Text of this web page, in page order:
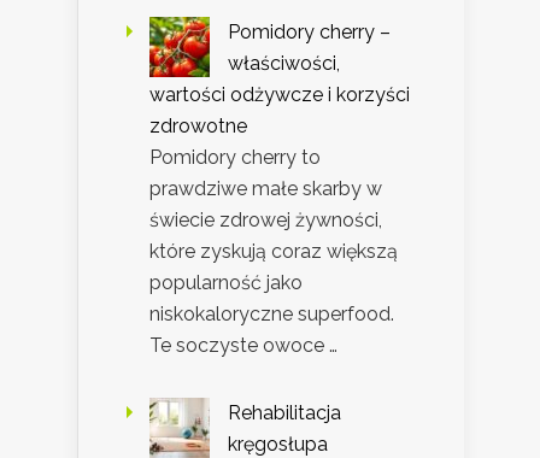
Pomidory cherry –
właściwości,
wartości odżywcze i korzyści
zdrowotne
Pomidory cherry to
prawdziwe małe skarby w
świecie zdrowej żywności,
które zyskują coraz większą
popularność jako
niskokaloryczne superfood.
Te soczyste owoce …
Rehabilitacja
kręgosłupa